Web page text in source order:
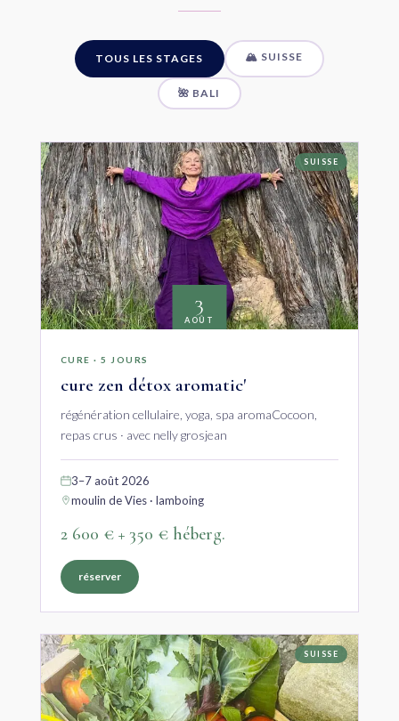
TOUS LES STAGES 🏔 SUISSE
🌺 BALI
SUISSE
3
AOÛT
CURE · 5 JOURS
cure zen détox aromatic'
régénération cellulaire, yoga, spa aromaCocoon,
repas crus · avec nelly grosjean
3–7 août 2026
moulin de Vies · lamboing
2 600 € + 350 € héberg.
réserver
SUISSE